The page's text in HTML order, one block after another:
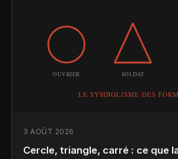
3 AOÛT 2026
Cercle, triangle, carré : ce que